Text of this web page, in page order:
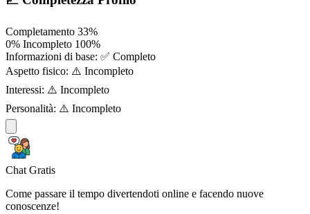
Completamento 33%
0% Incompleto 100%
Informazioni di base: ✅ Completo
Aspetto fisico: ⚠️ Incompleto
Interessi: ⚠️ Incompleto
Personalità: ⚠️ Incompleto
Chat Gratis
Come passare il tempo divertendoti online e facendo nuove
conoscenze!